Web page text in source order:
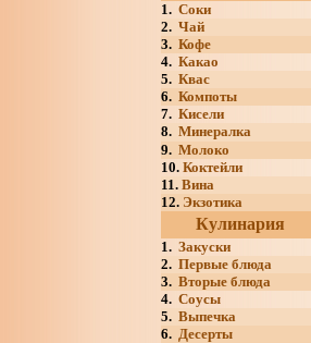
1. Соки
2. Чай
3. Кофе
4. Какао
5. Квас
6. Компоты
7. Кисели
8. Минералка
9. Молоко
10. Коктейли
11. Вина
12. Экзотика
Кулинария
1. Закуски
2. Первые блюда
3. Вторые блюда
4. Соусы
5. Выпечка
6. Десерты